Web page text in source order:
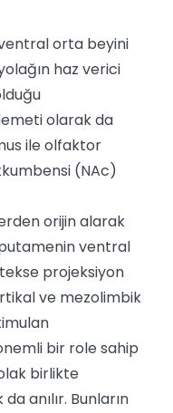
ventral orta beyini
haz verici
olarak da
ile olfaktor
(NAc)
orijin alarak
ventral
projeksiyon
ve mezolimbik
bir role sahip
birlikte
anılır. Bunların